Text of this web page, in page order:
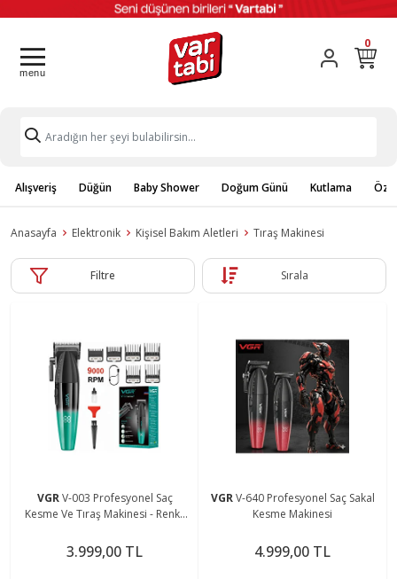
0
Alışveriş Düğün Baby Shower Doğum Günü Kutlama
Anasayfa Elektronik Kişisel Bakım Aletleri Tıraş Makinesi
Filtre Sırala
VGRV-003 Profesyonel Saç
Kesme Ve Tıraş Makinesi - Renkli
3.999,00 TL
VGRV-640 Profesyonel Saç Sakal
Kesme Makinesi
4.999,00 TL